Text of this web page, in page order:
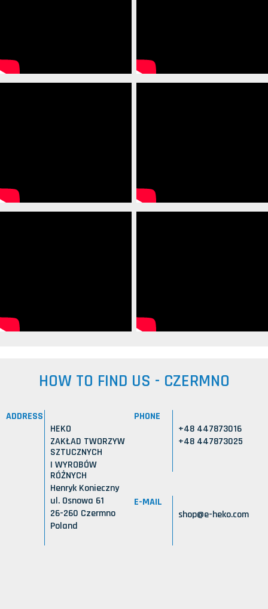
HOW TO FIND US - CZERMNO
ADDRESS
HEKO
ZAKŁAD TWORZYW
SZTUCZNYCH
I WYROBÓW
RÓŻNYCH
Henryk Konieczny
ul. Osnowa 61
26-260 Czermno
Poland
PHONE
+48 447873016
+48 447873025
E-MAIL
shop@e-heko.com